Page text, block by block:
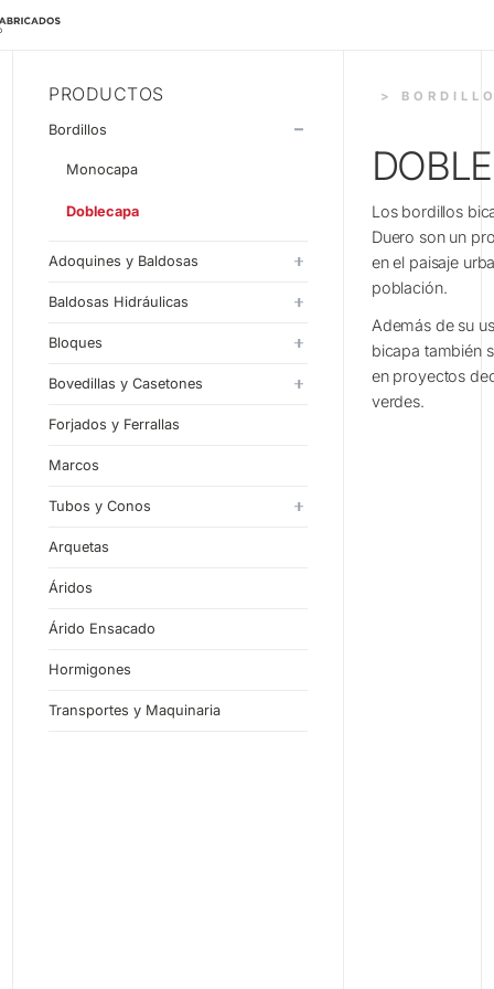
PRODUCTOS
Bordillos
Monocapa
Doblecapa
Adoquines y Baldosas
Adoquines
Baldosas
Baldosas Hidráulicas
20x20
30x30
33x33
40x40
60x40
Bloques
Estándar
Liso
Split
Piezas Especiales
Bovedillas y Casetones
Bovedillas
Casetones
Forjados y Ferrallas
Marcos
Tubos y Conos
Tubos de Hormigón en Masa
Tubos de Hormigón Armado
Arquetas
Áridos
Árido Ensacado
Hormigones
Transportes y Maquinaria
>
Los bordillos
Duero son un
en el paisaje
población.
Además de su
bicapa también
en proyectos
verdes.